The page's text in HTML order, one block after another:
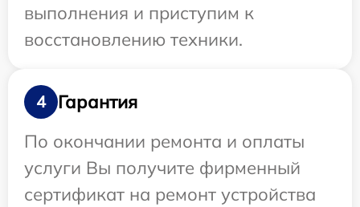
выполнения и приступим к
восстановлению техники.
4
Гарантия
По окончании ремонта и оплаты
услуги Вы получите фирменный
сертификат на ремонт устройства